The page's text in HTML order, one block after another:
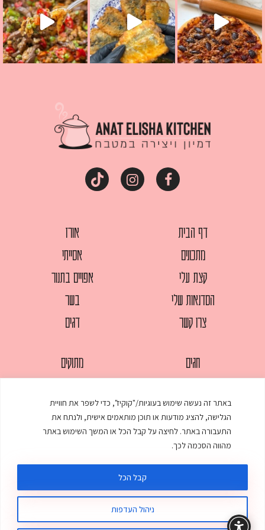
באתר זה נעשה שימוש בעוגיות/"קוקיז", כדי לשפר את חוויית
הגלישה, להציג מודעות או תוכן מותאמים אישית, ולנתח את
התעבורה באתר. לחיצה על קבל הכל או המשך השימוש באתר
מהווה הסכמה לכך.
ניהול העדפות
קבל הכל
דף הבית
מתכונים
קצת עלי
הסדנאות שלי
צרו קשר
אורז
אסייתי
אפויים בתנור
בשר
דגים
חגים
מאפים
ממולאים
מרקים
מתוקים
עוגות
עוף
© כל הזכויות שמורות לענת אלישע | עיצוב ובניית אתר